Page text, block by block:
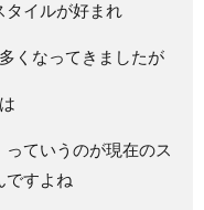
タイルが好まれ
くなってきましたが
っていうのが現在のス
ですよね